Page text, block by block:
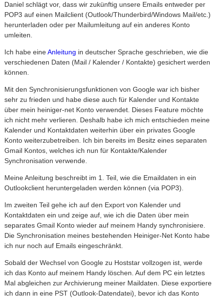
Daniel schlägt vor, dass wir zukünftig unsere Emails entweder per
POP3 auf einen Mailclient (Outlook/Thunderbird/Windows Mail/etc.)
herunterladen oder per Mailumleitung auf ein anderes Konto
umleiten.
Ich habe eineAnleitung in deutscher Sprache geschrieben, wie die
verschiedenen Daten (Mail / Kalender / Kontakte) gesichert werden
können.
Mit den Synchronisierungsfunktionen von Google war ich bisher
sehr zu frieden und habe diese auch für Kalender und Kontakte
über mein heiniger-net Konto verwendet. Dieses Feature möchte
ich nicht mehr verlieren. Deshalb habe ich mich entschieden meine
Kalender und Kontaktdaten weiterhin über ein privates Google
Konto weiterzubetreiben. Ich bin bereits im Besitz eines separaten
Gmail Kontos, welches ich nun für Kontakte/Kalender
Synchronisation verwende.
Meine Anleitung beschreibt im 1. Teil, wie die Emaildaten in ein
Outlookclient heruntergeladen werden können (via POP3).
Im zweiten Teil gehe ich auf den Export von Kalender und
Kontaktdaten ein und zeige auf, wie ich die Daten über mein
separates Gmail Konto wieder auf meinem Handy synchronisiere.
Die Synchronisation meines bestehenden Heiniger-Net Konto habe
ich nur noch auf Emails eingeschränkt.
Sobald der Wechsel von Google zu Hoststar vollzogen ist, werde
ich das Konto auf meinem Handy löschen. Auf dem PC ein letztes
Mal abgleichen zur Archivierung meiner Maildaten. Diese exportiere
ich dann in eine PST (Outlook-Datendatei), bevor ich das Konto